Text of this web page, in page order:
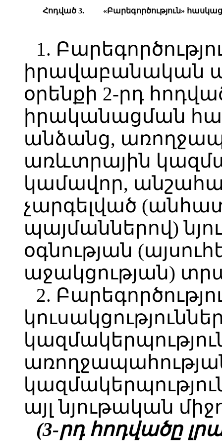
Հոդված 3. «Բարեգործություն»
1.
իրավաբանական
օրենքի 2-րդ
իրականացման
անձանց,
առևտրային
կամավոր,
չարգելված
պայմաններով)
օգնության
աջակցության)
2.
այլ նյութական
(3-րդ հոդվածը